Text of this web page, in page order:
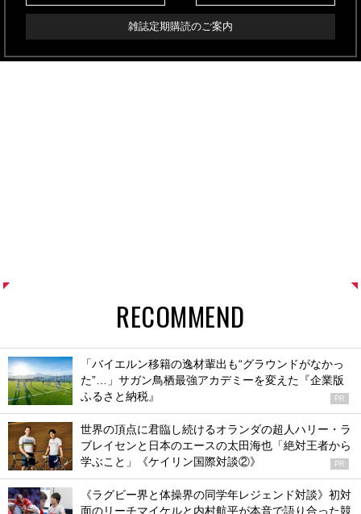
雑誌定期購読のご案内
RECOMMEND
「バイエルン移籍の逸材輩出も“グラウンドがなかっ
た”…」サガン鳥栖最強アカデミーを変えた『企業版
ふるさと納税』
PR
世界の頂点に君臨し続けるオランダの超人ハリー・ラ
ブレイセンと日本のエースの太田海也「絶対王者から
学ぶこと」《ケイリン国際対談②》
PR
《ラグビー界と体操界の同学年レジェンド対談》初対
面のリーチマイケルと内村航平が本音で語り合った競